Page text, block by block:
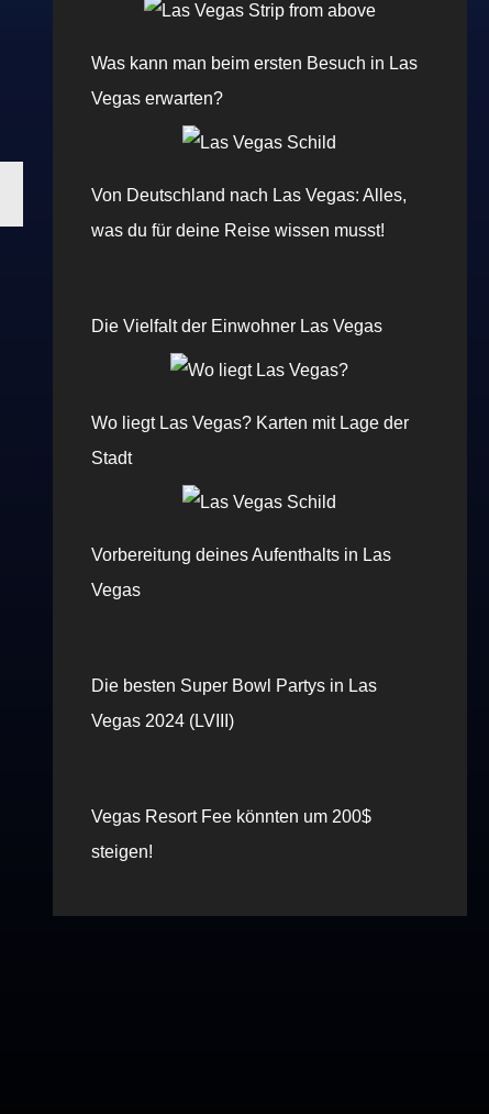
Was kann man beim ersten Besuch in Las
Vegas erwarten?
Von Deutschland nach Las Vegas: Alles,
was du für deine Reise wissen musst!
Die Vielfalt der Einwohner Las Vegas
Wo liegt Las Vegas? Karten mit Lage der
Stadt
Vorbereitung deines Aufenthalts in Las
Vegas
Die besten Super Bowl Partys in Las
Vegas 2024 (LVIII)
Vegas Resort Fee könnten um 200$
steigen!